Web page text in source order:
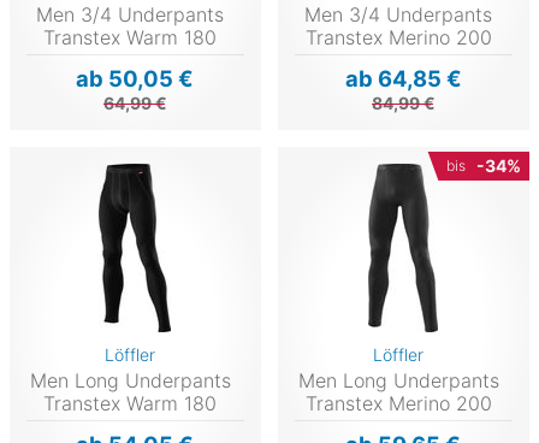
Men 3/4 Underpants
Transtex Warm 180
ab 50,05 €
64,99 €
Men 3/4 Underpants
Transtex Merino 200
ab 64,85 €
84,99 €
Löffler
Men Long Underpants
Transtex Warm 180
bis -34%
Löffler
Men Long Underpants
Transtex Merino 200